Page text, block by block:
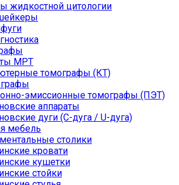
жидкостной цитологии
МРТ
томографы (КТ)
эмиссионные томографы (ПЭТ)
аппараты
дуги (С-дуга / U-дуга)
мебель
столики
кровати
кушетки
стойки